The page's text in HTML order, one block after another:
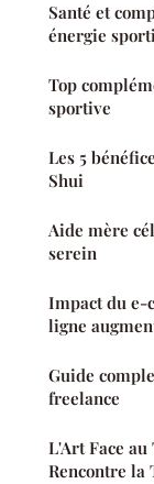
Santé et
énergie
Top
sportive
Les 5
Shui
Aide mère
serein
Impact du e-
ligne
Guide
freelance
L'Art Face
Rencontre la